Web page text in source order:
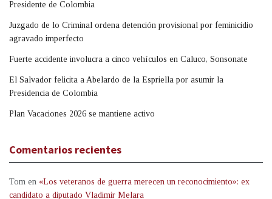
Presidente de Colombia
Juzgado de lo Criminal ordena detención provisional por feminicidio
agravado imperfecto
Fuerte accidente involucra a cinco vehículos en Caluco, Sonsonate
El Salvador felicita a Abelardo de la Espriella por asumir la
Presidencia de Colombia
Plan Vacaciones 2026 se mantiene activo
Comentarios recientes
Tom en «Los veteranos de guerra merecen un reconocimiento»: ex
candidato a diputado Vladimir Melara